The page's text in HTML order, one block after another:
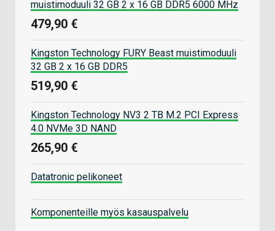
muistimoduuli 32 GB 2 x 16 GB DDR5 6000 MHz
479,90 €
Kingston Technology FURY Beast muistimoduuli
32 GB 2 x 16 GB DDR5
519,90 €
Kingston Technology NV3 2 TB M.2 PCI Express
4.0 NVMe 3D NAND
265,90 €
Datatronic pelikoneet
Komponenteille myös kasauspalvelu